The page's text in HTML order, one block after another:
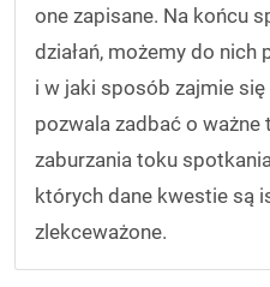
one zapisane. Na końcu
działań, możemy do
i w jaki sposób zajmie
pozwala zadbać o
zaburzania toku
których dane kwestie są
zlekceważone.